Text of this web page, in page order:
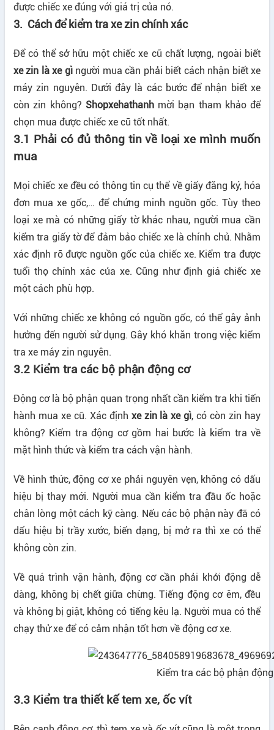
được chiếc xe đúng với giá trị của nó.
3. Cách để kiểm tra xe zin chính xác
Để có thể sở hữu một chiếc xe cũ chất lượng, ngoài biết
xe zin là xe gìngười mua cần phải biết cách nhận biết xe
máy zin nguyên. Dưới đây là các bước để nhận biết xe
còn zin không? Shopxehathanhmời bạn tham khảo để
chọn mua được chiếc xe cũ tốt nhất.
3.1 Phải có đủ thông tin về loại xe mình muốn
mua
Mọi chiếc xe đều có thông tin cụ thể về giấy đăng ký, hóa
đơn mua xe gốc,… để chứng minh nguồn gốc. Tùy theo
loại xe mà có những giấy tờ khác nhau, người mua cần
kiểm tra giấy tờ để đảm bảo chiếc xe là chính chủ. Nhằm
xác định rõ được nguồn gốc của chiếc xe. Kiểm tra được
tuổi thọ chính xác của xe. Cũng như định giá chiếc xe
một cách phù hợp.
Với những chiếc xe không có nguồn gốc, có thể gây ảnh
hưởng đến người sử dụng. Gây khó khăn trong việc kiểm
tra xe máy zin nguyên.
3.2 Kiểm tra các bộ phận động cơ
Động cơ là bộ phận quan trọng nhất cần kiểm tra khi tiến
hành mua xe cũ. Xác định xe zin là xe gì, có còn zin hay
không? Kiểm tra động cơ gồm hai bước là kiểm tra về
mặt hình thức và kiểm tra cách vận hành.
Về hình thức, động cơ xe phải nguyên vẹn, không có dấu
hiệu bị thay mới. Người mua cần kiểm tra đầu ốc hoặc
chân lòng một cách kỹ càng. Nếu các bộ phận này đã có
dấu hiệu bị trầy xước, biến dạng, bị mở ra thì xe có thể
không còn zin.
Về quá trình vận hành, động cơ cần phải khởi động dễ
dàng, không bị chết giữa chừng. Tiếng động cơ êm, đều
và không bị giật, không có tiếng kêu lạ. Người mua có thể
chạy thử xe để có cảm nhận tốt hơn về động cơ xe.
Kiểm tra các bộ phận
3.3 Kiểm tra thiết kế tem xe, ốc vít